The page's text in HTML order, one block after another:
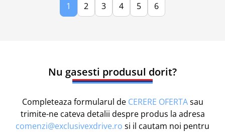
1 2 3 4 5 6
Nu gasesti produsul dorit?
Completeaza formularul de CERERE OFERTAsau
trimite-ne cateva detalii despre produs la adresa
comenzi@exclusivexdrive.ro si il cautam noi pentru